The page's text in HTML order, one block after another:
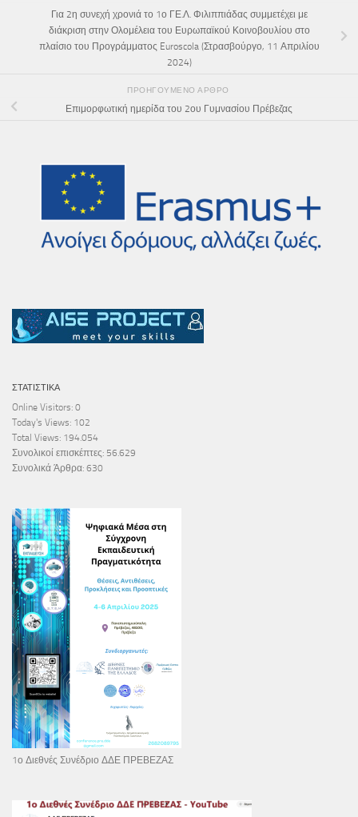
Για 2η συνεχή χρονιά το 1ο ΓΕ.Λ. Φιλιππιάδας συμμετέχει με
διάκριση στην Ολομέλεια του Ευρωπαϊκού Κοινοβουλίου στο
πλαίσιο του Προγράμματος Euroscola (Στρασβούργο, 11 Απριλίου
2024)
ΠΡΟΗΓΟΎΜΕΝΟ ΆΡΘΡΟ
Επιμορφωτική ημερίδα του 2ου Γυμνασίου Πρέβεζας
ΣΤΑΤΙΣΤΙΚΆ
Online Visitors: 0
Today's Views: 102
Total Views: 194.054
Συνολικοί επισκέπτες: 56.629
Συνολικά Άρθρα: 630
1ο Διεθνές Συνέδριο ΔΔΕ ΠΡΕΒΕΖΑΣ